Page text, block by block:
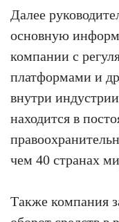
Далее
основную
компании с
платформами и
внутри
находится в
чем 40 странах
Также компания